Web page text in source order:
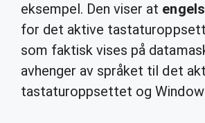
eksempel. Den viser at
for det aktive
som faktisk vises på
avhenger av språket til det
tastaturoppsettet og